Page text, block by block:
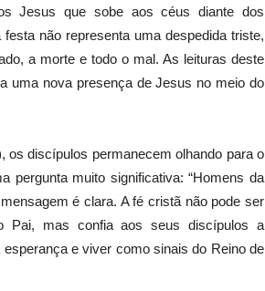
Jesus que sobe aos céus diante dos
não representa uma despedida triste,
a morte e todo o mal. As leituras deste
uma nova presença de Jesus no meio do
os discípulos permanecem olhando para o
pergunta muito significativa: “Homens da
é clara. A fé cristã não pode ser
Pai, mas confia aos seus discípulos a
e viver como sinais do Reino de